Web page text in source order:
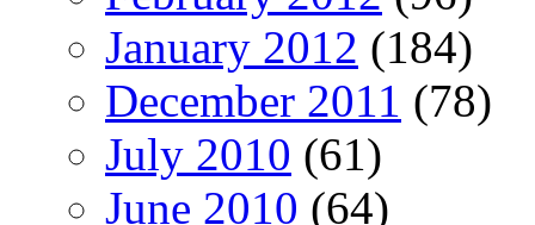
January 2012 (184)
December 2011 (78)
July 2010 (61)
June 2010 (64)